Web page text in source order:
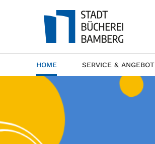
HOME (CURRENT)SERVICE & ANGEBOT